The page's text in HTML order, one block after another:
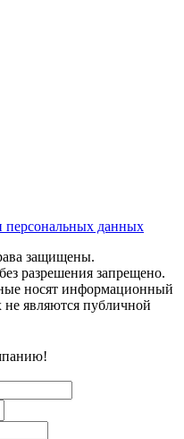
персональных данных
защищены.
разрешения запрещено.
носят информационный
не являются публичной